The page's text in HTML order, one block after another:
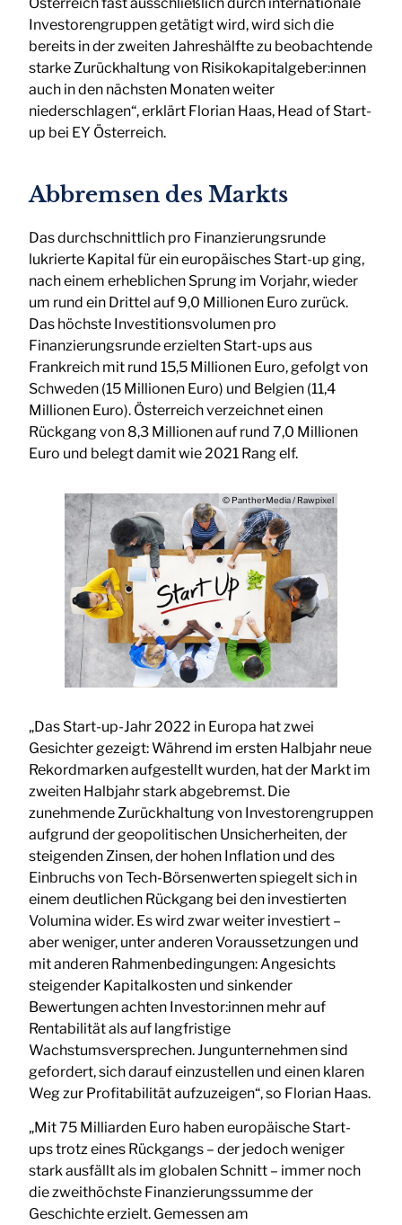
Österreich fast ausschließlich durch internationale
Investorengruppen getätigt wird, wird sich die
bereits in der zweiten Jahreshälfte zu beobachtende
starke Zurückhaltung von Risikokapitalgeber:innen
auch in den nächsten Monaten weiter
niederschlagen“, erklärt Florian Haas, Head of Start-
up bei EY Österreich.
Abbremsen des Markts
Das durchschnittlich pro Finanzierungsrunde
lukrierte Kapital für ein europäisches Start-up ging,
nach einem erheblichen Sprung im Vorjahr, wieder
um rund ein Drittel auf 9,0 Millionen Euro zurück.
Das höchste Investitionsvolumen pro
Finanzierungsrunde erzielten Start-ups aus
Frankreich mit rund 15,5 Millionen Euro, gefolgt von
Schweden (15 Millionen Euro) und Belgien (11,4
Millionen Euro). Österreich verzeichnet einen
Rückgang von 8,3 Millionen auf rund 7,0 Millionen
Euro und belegt damit wie 2021 Rang elf.
© PantherMedia / Rawpixel
„Das Start-up-Jahr 2022 in Europa hat zwei
Gesichter gezeigt: Während im ersten Halbjahr neue
Rekordmarken aufgestellt wurden, hat der Markt im
zweiten Halbjahr stark abgebremst. Die
zunehmende Zurückhaltung von Investorengruppen
aufgrund der geopolitischen Unsicherheiten, der
steigenden Zinsen, der hohen Inflation und des
Einbruchs von Tech-Börsenwerten spiegelt sich in
einem deutlichen Rückgang bei den investierten
Volumina wider. Es wird zwar weiter investiert –
aber weniger, unter anderen Voraussetzungen und
mit anderen Rahmenbedingungen: Angesichts
steigender Kapitalkosten und sinkender
Bewertungen achten Investor:innen mehr auf
Rentabilität als auf langfristige
Wachstumsversprechen. Jungunternehmen sind
gefordert, sich darauf einzustellen und einen klaren
Weg zur Profitabilität aufzuzeigen“, so Florian Haas.
„Mit 75 Milliarden Euro haben europäische Start-
ups trotz eines Rückgangs – der jedoch weniger
stark ausfällt als im globalen Schnitt – immer noch
die zweithöchste Finanzierungssumme der
Geschichte erzielt. Gemessen am